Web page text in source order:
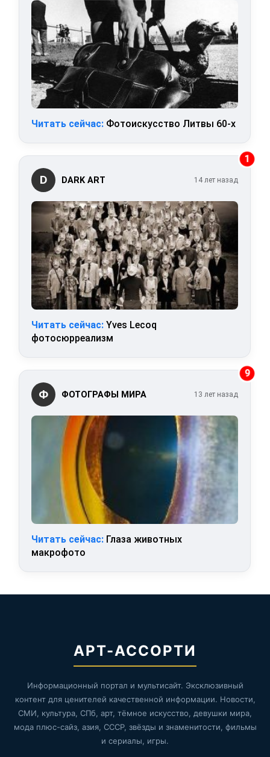
Читать сейчас: Фотоискусство Литвы 60-х
1
D DARK ART 14 лет назад
Читать сейчас: Yves Lecoq
фотосюрреализм
9
Ф ФОТОГРАФЫ МИРА 13 лет назад
Читать сейчас: Глаза животных
макрофото
АРТ-АССОРТИ
Информационный портал и мультисайт. Эксклюзивный
контент для ценителей качественной информации. Новости,
СМИ, культура, СПб, арт, тёмное искусство, девушки мира,
мода плюс-сайз, азия, СССР, звёзды и знаменитости, фильмы
и сериалы, игры.